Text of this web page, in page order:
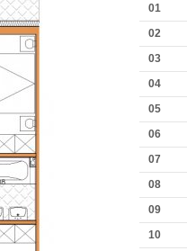
01
02
03
04
05
06
07
08
09
10